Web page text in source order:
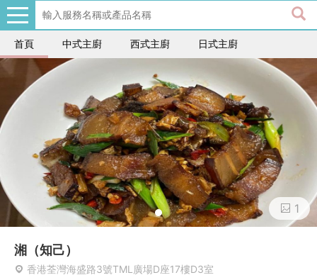
首頁 中式主廚 西式主廚 日式主廚
1
湘（知己）
香港荃灣海盛路3號TML廣場D座17樓D3室